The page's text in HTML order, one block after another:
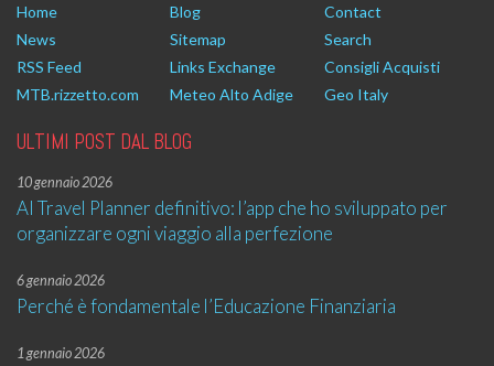
Home Blog
Contact
News
Sitemap
Search
RSS Feed
Links Exchange
Consigli Acquisti
MTB.rizzetto.com
Meteo Alto Adige Geo Italy
ULTIMI POST DAL BLOG
10 gennaio 2026
AI Travel Planner definitivo: l’app che ho sviluppato per
organizzare ogni viaggio alla perfezione
6 gennaio 2026
Perché è fondamentale l’Educazione Finanziaria
1 gennaio 2026